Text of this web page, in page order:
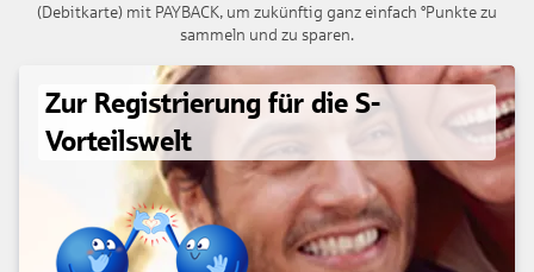
(Debitkarte) mit PAYBACK, um zukünftig ganz einfach °Punkte zu
sammeln und zu sparen.
Zur Registrierung für die S-
Vorteilswelt